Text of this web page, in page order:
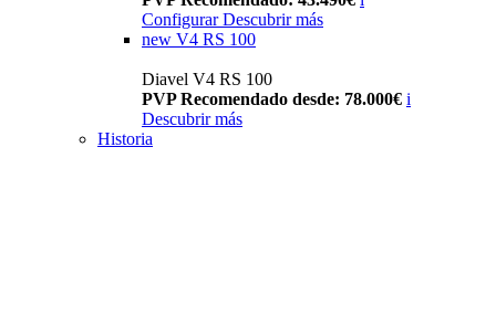
Configurar Descubrir más
new V4 RS 100
Diavel V4 RS 100
PVP Recomendado desde: 78.000€ i
Descubrir más
Historia